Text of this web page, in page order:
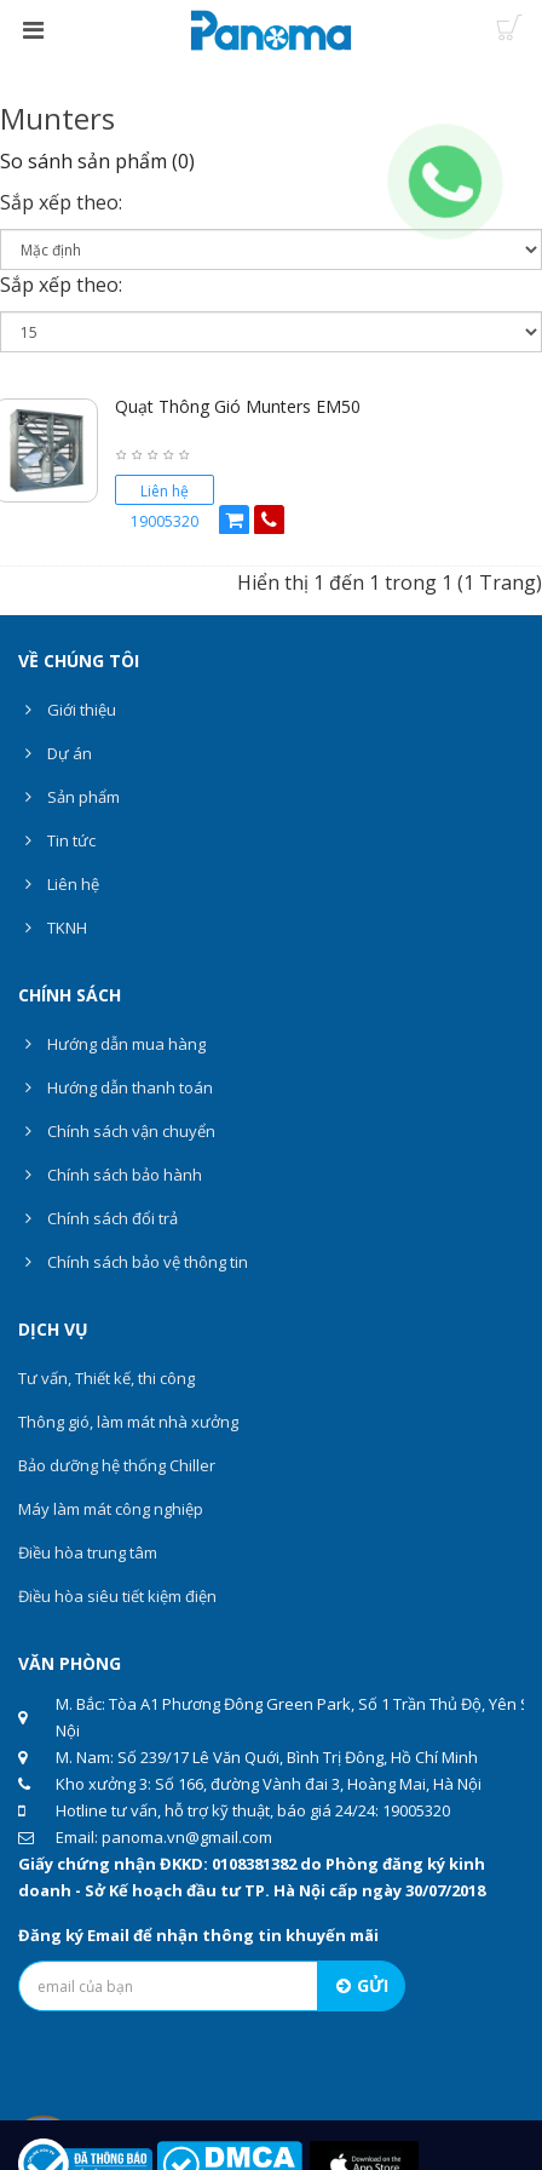
Munters
So sánh sản phẩm (0)
Sắp xếp theo:
Sắp xếp theo:
Quạt Thông Gió Munters EM50
Liên hệ
19005320
Hiển thị 1 đến 1 trong 1 (1 Trang)
VỀ CHÚNG TÔI
Giới thiệu
Dự án
Sản phẩm
Tin tức
Liên hệ
TKNH
CHÍNH SÁCH
Hướng dẫn mua hàng
Hướng dẫn thanh toán
Chính sách vận chuyển
Chính sách bảo hành
Chính sách đổi trả
Chính sách bảo vệ thông tin
DỊCH VỤ
Tư vấn, Thiết kế, thi công
Thông gió, làm mát nhà xưởng
Bảo dưỡng hệ thống Chiller
Máy làm mát công nghiệp
Điều hòa trung tâm
Điều hòa siêu tiết kiệm điện
VĂN PHÒNG
M. Bắc: Tòa A1 Phương Đông Green Park, Số 1 Trần Thủ Độ, Yên
Nội
M. Nam: Số 239/17 Lê Văn Quới, Bình Trị Đông, Hồ Chí Minh
Kho xưởng 3: Số 166, đường Vành đai 3, Hoàng Mai, Hà Nội
Hotline tư vấn, hỗ trợ kỹ thuật, báo giá 24/24: 19005320
Email: panoma.vn@gmail.com
Giấy chứng nhận ĐKKD: 0108381382 do Phòng đăng ký kinh
doanh - Sở Kế hoạch đầu tư TP. Hà Nội cấp ngày 30/07/2018
Đăng ký Email để nhận thông tin khuyến mãi
GỬI